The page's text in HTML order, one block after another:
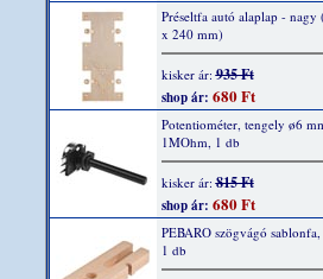
Préseltfa autó alaplap - nagy
x 240 mm)
kisker ár:935 Ft
shop ár: 680 Ft
Potentiométer, tengely ø6
1MOhm, 1 db
kisker ár:815 Ft
shop ár: 680 Ft
PEBARO szögvágó
1 db